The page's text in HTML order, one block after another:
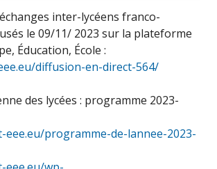
inter-lycéens franco-
le 09/11/ 2023 sur la plateforme
Éducation, École :
diffusion-en-direct-564/
des lycées : programme 2023-
programme-de-lannee-2023-